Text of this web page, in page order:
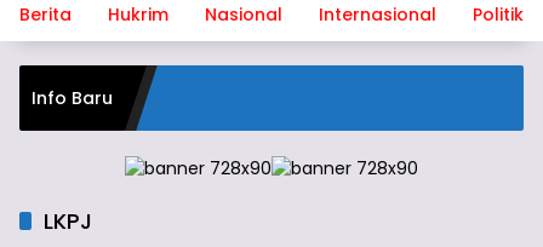
Berita Hukrim Nasional Internasional Politik
Info Baru
LKPJ